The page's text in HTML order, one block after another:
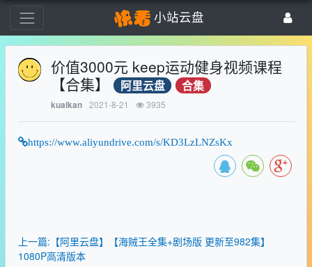
小站云盘
价值3000元 keep运动健身视频课程
【合集】 阿里云盘 合集
kuaikan 2021-8-21 3935
https://www.aliyundrive.com/s/KD3LzLNZsKx
上一篇:【阿里云盘】【海贼王全集+剧场版 更新至982集】
1080P高清版本